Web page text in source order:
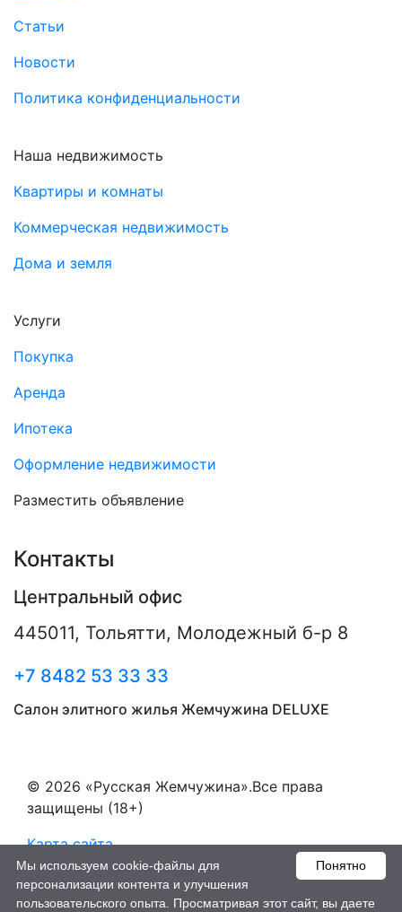
Статьи
Новости
Политика конфиденциальности
Наша недвижимость
Квартиры и комнаты
Коммерческая недвижимость
Дома и земля
Услуги
Покупка
Аренда
Ипотека
Оформление недвижимости
Разместить объявление
Контакты
Центральный офис
445011, Тольятти, Молодежный б-р 8
+7 8482 53 33 33
Салон элитного жилья Жемчужина DELUXE
© 2026 «Русская Жемчужина».Все права
защищены (18+)
Карта сайта
Пользовательское соглашение
Понятно
Мы используем cookie-файлы для
персонализации контента и улучшения
пользовательского опыта. Просматривая этот сайт, вы даете